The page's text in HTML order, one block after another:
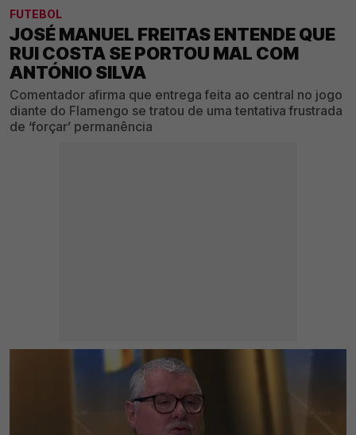
FUTEBOL
JOSÉ MANUEL FREITAS ENTENDE QUE
RUI COSTA SE PORTOU MAL COM
ANTÓNIO SILVA
Comentador afirma que entrega feita ao central no jogo
diante do Flamengo se tratou de uma tentativa frustrada
de ‘forçar’ permanência